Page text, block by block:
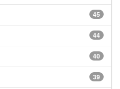
45
44
40
39